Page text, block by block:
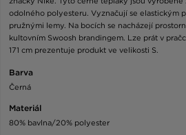
odolného polyesteru. Vyznačují se elastickým
pružnými lemy. Na bocích se nacházejí
kultovním Swoosh brandingem. Lze prát v
171 cm prezentuje produkt ve velikosti S.
Barva
Černá
Materiál
80% bavlna/20% polyester